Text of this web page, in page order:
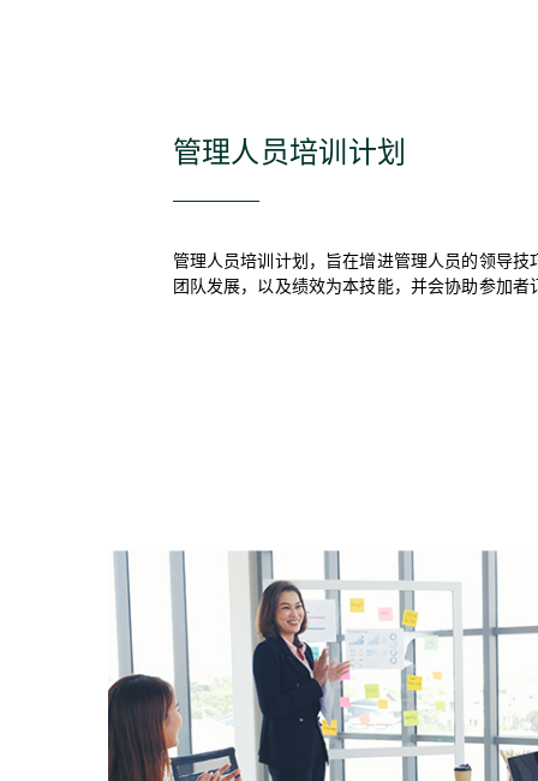
管理⼈员培训计划
管理人员培训计划，旨在增进管理人员的领导技
团队发展，以及绩效为本技能，并会协助参加者